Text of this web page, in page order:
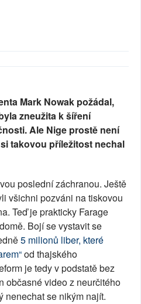
Mark Nowak požádal,
zneužita k šíření
Ale Nige prostě není
takovou příležitost nechal
poslední záchranou. Ještě
všichni pozváni na tiskovou
Teď je prakticky Farage
Bojí se vystavit se
5 milionů liber, které
od thajského
je tedy v podstatě bez
občasné video z neurčitého
nenechat se nikým najít.